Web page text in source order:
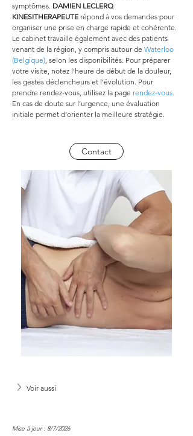
symptômes. DAMIEN LECLERQ
KINESITHERAPEUTE répond à vos demandes pour
organiser une prise en charge rapide et cohérente.
Le cabinet travaille également avec des patients
venant de la région, y compris autour de Waterloo
(Belgique), selon les disponibilités. Pour préparer
votre visite, notez l’heure de début de la douleur,
les gestes déclencheurs et l’évolution. Pour
prendre rendez-vous, utilisez la page rendez-vous.
En cas de doute sur l’urgence, une évaluation
initiale permet d’orienter la meilleure stratégie.
Contact
Voir aussi
Mise à jour : 8/7/2026